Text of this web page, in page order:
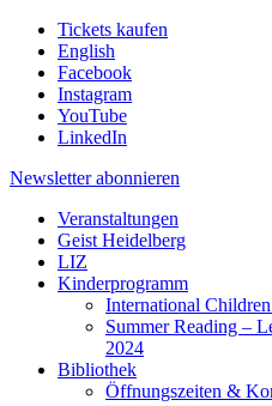
Tickets kaufen
English
Facebook
Instagram
YouTube
LinkedIn
Newsletter abonnieren
Veranstaltungen
Geist Heidelberg
LIZ
Kinderprogramm
International
Summer Reading –
2024
Bibliothek
Öffnungszeiten &